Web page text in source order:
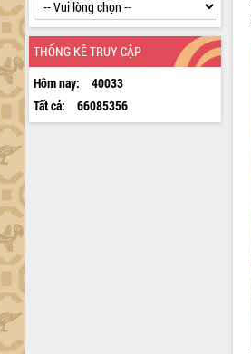
THỐNG KÊ TRUY CẬP
Hôm nay:
40033
Tất cả:
66085356